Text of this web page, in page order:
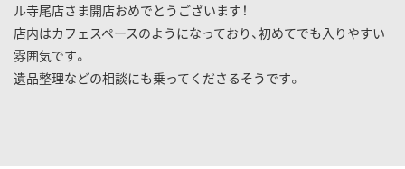
ル寺尾店さま開店おめでとうございます！
店内はカフェスペースのようになっており、初めてでも入りやすい
雰囲気です。
遺品整理などの相談にも乗ってくださるそうです。